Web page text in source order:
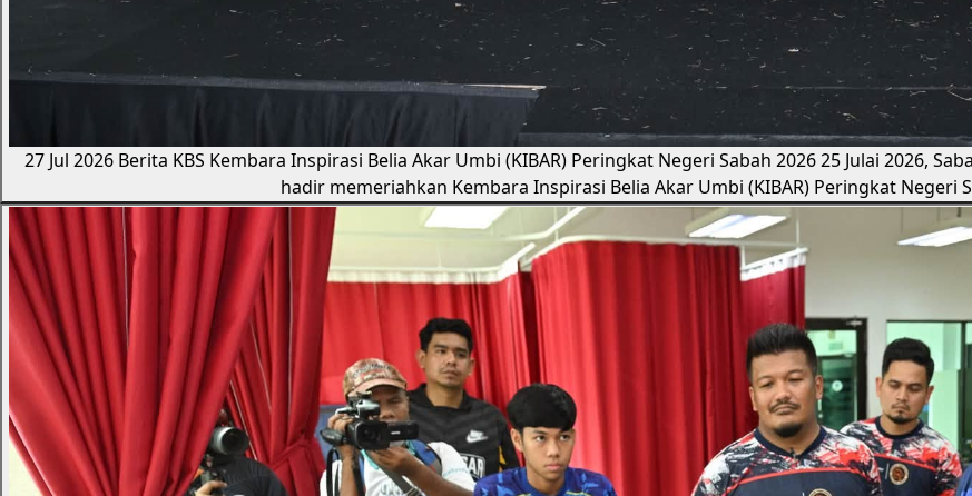
27 Jul 2026 Berita KBS Kembara Inspirasi Belia Akar Umbi (KIBAR) Peringkat Negeri Sabah 202625 Julai 2026,
hadir memeriahkan Kembara Inspirasi Belia Akar Umbi (KIBAR) Peringkat Negeri